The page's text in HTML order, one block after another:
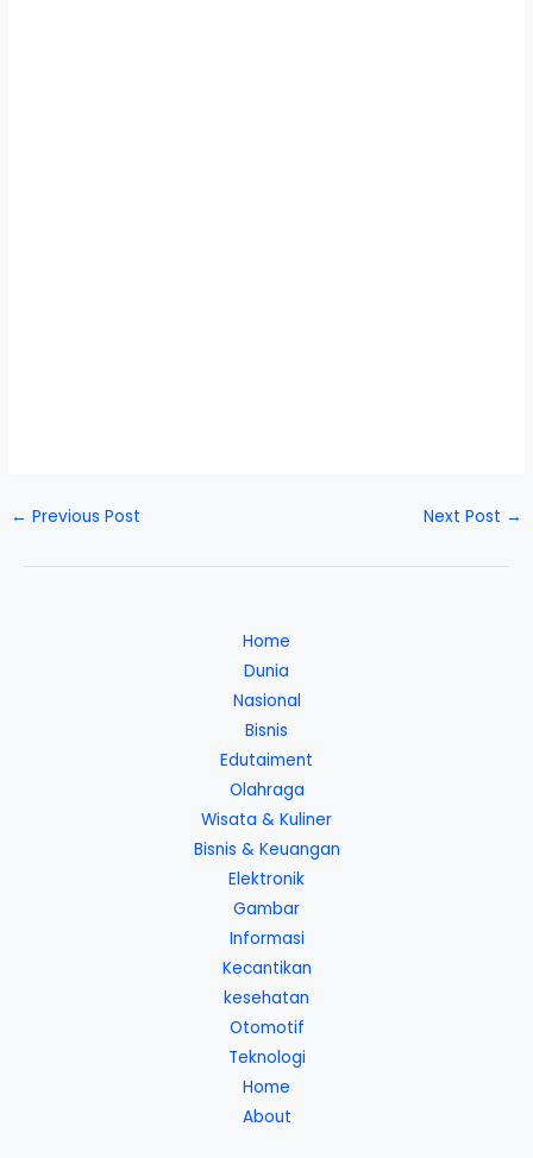
← Previous Post Next Post →
Home
Dunia
Nasional
Bisnis
Edutaiment
Olahraga
Wisata & Kuliner
Bisnis & Keuangan
Elektronik
Gambar
Informasi
Kecantikan
kesehatan
Otomotif
Teknologi
Home
About